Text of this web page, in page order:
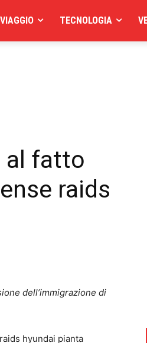
VIAGGIO TECNOLOGIA
al fatto
raids
dell’immigrazione di